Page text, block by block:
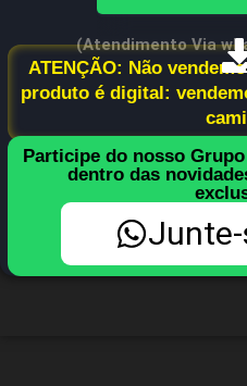
(Atendimento Via
ATENÇÃO: Não
produto é digital:
Participe do nosso
dentro das